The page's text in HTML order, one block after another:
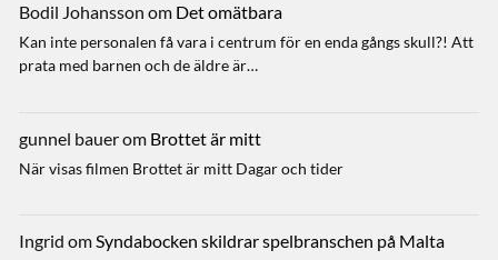
Bodil Johansson om Det omätbara
Kan inte personalen få vara i centrum för en enda gångs skull?! Att
prata med barnen och de äldre är…
gunnel bauerom Brottet är mitt
När visas filmen Brottet är mitt Dagar och tider
Ingrid omSyndabocken skildrar spelbranschen på Malta